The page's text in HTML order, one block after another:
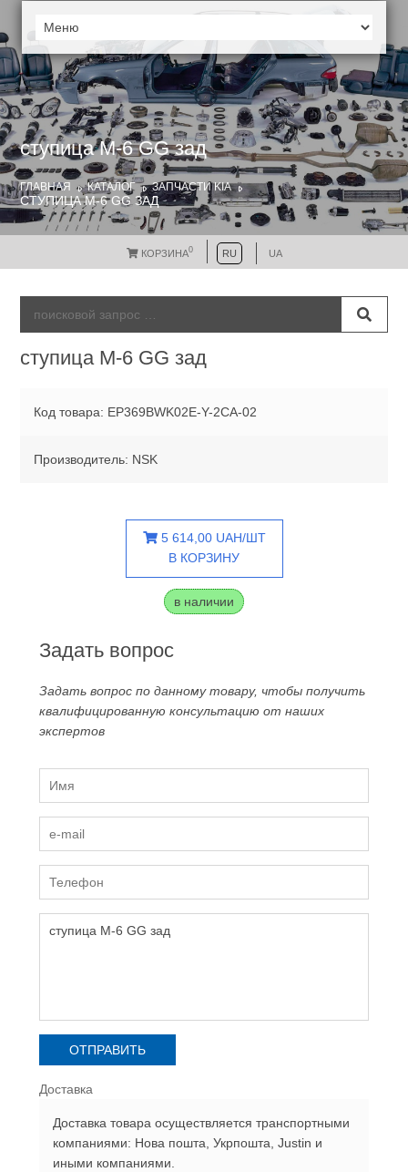
ступица М-6 GG зад
ГЛАВНАЯ КАТАЛОГ ЗАПЧАСТИ KIA
СТУПИЦА М-6 GG ЗАД
КОРЗИНА0 RU UA
ступица М-6 GG зад
Код товара: EP369BWK02E-Y-2CA-02
Производитель: NSK
5 614,00 UAH/ШТ
В КОРЗИНУ
в наличии
Задать вопрос
Задать вопрос по данному товару, чтобы получить
квалифицированную консультацию от наших
экспертов
Доставка
Доставка товара осуществляется транспортными
компаниями: Нова пошта, Укрпошта, Justin и
иными компаниями.